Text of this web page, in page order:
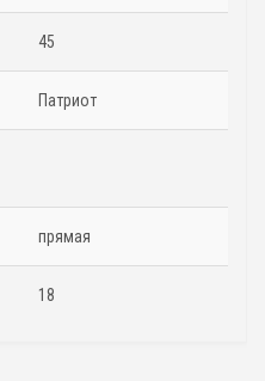
45
Патриот
прямая
18